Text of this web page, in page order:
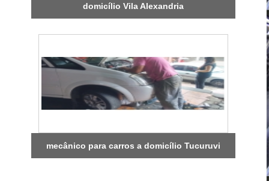
domicílio Vila Alexandria
mecânico para carros a domicílio Tucuruvi